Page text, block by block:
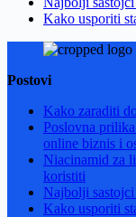
Kako usporiti
Postovi
Kako zaraditi
Poslovna
online biznis i
Niacinamid za
koristiti
Najbolji
Kako usporiti